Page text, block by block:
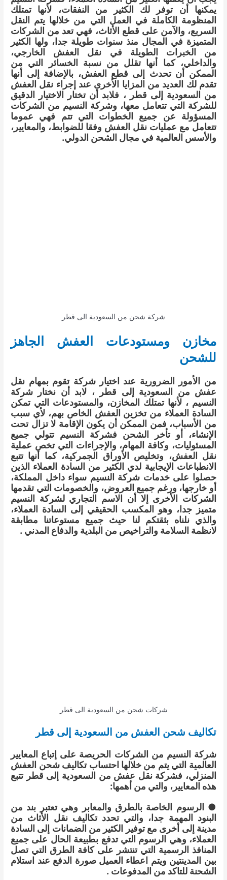
يمكنها أن توفر لك الكثير من النفقات، لأنها تمتلك
المنظومة الكاملة في العمل التي من خلالها يتم النقل
السريع، والآمن على قطع الأثاث، فهي تعد من الشركات
المتميزة في المجال منذ سنوات طويلة جدا، ولها الكثير
من الخبرات الطويلة في نقل العفش الخارجي،
والداخلي، كما أنها تقلل من نسبة الخسائر التي من
الممكن أن تحدث إلى قطع العفش، بالإضافة إلى أنها
تقدم لك العديد من المزايا الأخرى عند إجراء نقل العفش
من السعودية إلى قطر ، فلابد أن تختار الاختيار الدقيق
للشركة التي تتعامل معها، وشركة النسيم من الشركات
المسؤولة عن جميع الخطوات التي تتم فهي عموما
تتعامل مع عمليات نقل العفش وفقا للضوابط، والمعايير،
والأسس العالمية في مجال الشحن الدولي.
شركة شحن من السعودية الى قطر
مخازن ومستودعات العفش الجاهز
للشحن
من الأمور الضرورية عند اختيار شركة تقوم بمهام نقل
عفش من السعودية إلى قطر ، لابد أن نختار شركة
النسيم ، لأنها تمتلك المخازن، والمستودعات التي تمكن
السادة العملاء من تخزين العفش الخاص بهم، لأي سبب
من الأسباب، فمن الممكن أن يكون الإقامة لا تزال تحت
الإنشاء، أو تأخر الشحن فشركة النسيم تتولي جميع
المسئوليات، وكافة المهام، والإجراءات التي تخص عملية
نقل العفش، وتخليص الأوراق الجمركية، كما أنها تتبع
الانطباعات الإيجابية لدي الكثير من السادة العملاء الذين
حصلوا على خدمات شركة النسيم سواء داخل المملكة،
أو خارجها، ورغم جميع العروض، والخصومات التي تقدمها
الشركات الأخرى إلا أن الاسم التجاري لشركة النسيم
متميز جدا، وهو المكسب الحقيقي إلى السادة العملاء،
والذي نلناه بثقتكم لنا حيث جميع مستوعاتنا مطابقة
لانظمة السلامة والتراخيص من البلدية والدفاع المدني .
شركات شحن من السعودية الى قطر
تكاليف شحن العفش من السعودية إلى قطر
شركة النسيم من الشركات الحريصة على إتباع المعايير
العالمية التي يتم من خلالها احتساب تكاليف شحن العفش
المنزلي، فشركة نقل عفش من السعودية إلى قطر تتبع
هذه المعايير، والتي من أهمها:
● الرسوم الخاصة بالطرق والمعابر وهي تعتبر بند من
البنود المهمة جدا، والتي تحدد تكاليف نقل الأثاث من
مدينة إلى أخرى مع توفير الكثير من الضمانات إلى السادة
العملاء، وهي الرسوم التي تدفع بطبيعة الحال على جميع
المنافذ الرسمية التي تنتشر على كافة الطرق التي تصل
بين المدينتين ويتم اعطاء العميل صورة الدفع عند استلام
الشحنة للتاكد من المدفوعات .